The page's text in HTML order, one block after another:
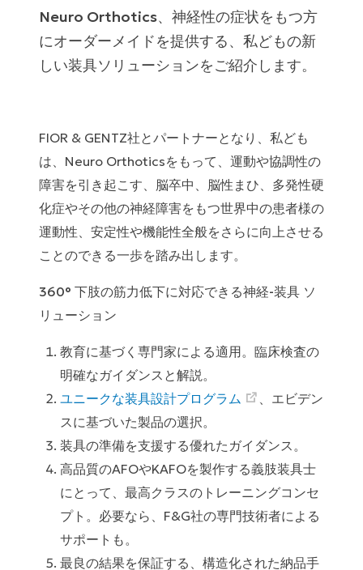
Neuro Orthotics、神経性の症状をもつ方
にオーダーメイドを提供する、私どもの新
しい装具ソリューションをご紹介します。
FIOR & GENTZ社とパートナーとなり、私ども
は、Neuro Orthoticsをもって、運動や協調性の
障害を引き起こす、脳卒中、脳性まひ、多発性硬
化症やその他の神経障害をもつ世界中の患者様の
運動性、安定性や機能性全般をさらに向上させる
ことのできる一歩を踏み出します。
360° 下肢の筋力低下に対応できる神経-装具 ソ
リューション
教育に基づく専門家による適用。臨床検査の
明確なガイダンスと解説。
ユニークな装具設計プログラム
、エビデン
スに基づいた製品の選択。
装具の準備を支援する優れたガイダンス。
高品質のAFOやKAFOを製作する義肢装具士
にとって、最高クラスのトレーニングコンセ
プト。必要なら、F&G社の専門技術者による
サポートも。
最良の結果を保証する、構造化された納品手